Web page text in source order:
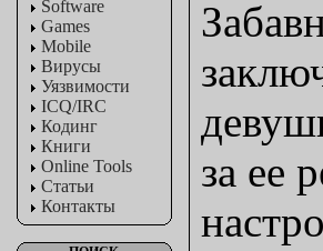
Software
Games
Mobile
Вирусы
Уязвимости
ICQ/IRC
Кодинг
Книги
Online Tools
Статьи
Контакты
за ее